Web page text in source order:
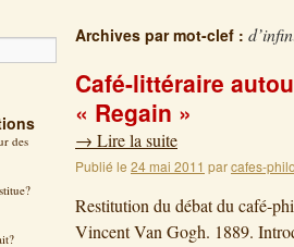
des
Archives par mot-clef :
Café-littéraire
« Regain »
→ Lire la suite
Publié le 24 mai 2011 parcafes-philo
Restitution du débat du café-
Vincent Van Gogh. 1889.